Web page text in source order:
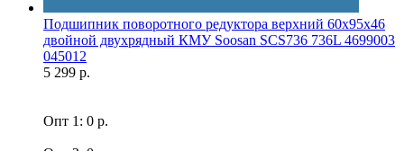
Подшипник поворотного редуктора верхний 60x95x46
двойной двухрядный КМУ Soosan SCS736 736L 4699003
045012
5 299 р.
Опт 1: 0 р.